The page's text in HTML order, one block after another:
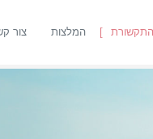
המלצות צור